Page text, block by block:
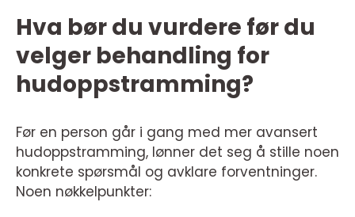
Hva bør du vurdere før du
velger behandling for
hudoppstramming?
Før en person går i gang med mer avansert
hudoppstramming, lønner det seg å stille noen
konkrete spørsmål og avklare forventninger.
Noen nøkkelpunkter: